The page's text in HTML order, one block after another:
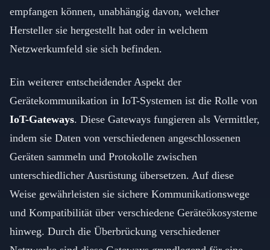
empfangen können, unabhängig davon, welcher
Hersteller sie hergestellt hat oder in welchem
Netzwerkumfeld sie sich befinden.
Ein weiterer entscheidender Aspekt der
Gerätekommunikation in IoT-Systemen ist die Rolle von
IoT-Gateways. Diese Gateways fungieren als Vermittler,
indem sie Daten von verschiedenen angeschlossenen
Geräten sammeln und Protokolle zwischen
unterschiedlicher Ausrüstung übersetzen. Auf diese
Weise gewährleisten sie sichere Kommunikationswege
und Kompatibilität über verschiedene Geräteökosysteme
hinweg. Durch die Überbrückung verschiedener